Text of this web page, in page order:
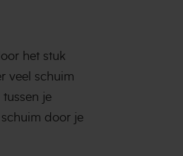
het stuk
veel schuim
je
door je